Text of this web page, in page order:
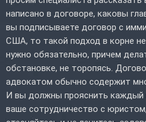
написано в договоре, каковы
вы подписываете договор с
США, то такой подход в корне
нужно обязательно, причем
обстановке, не торопясь.
адвокатом обычно содержит
И вы должны прояснить каждый
ваше сотрудничество с